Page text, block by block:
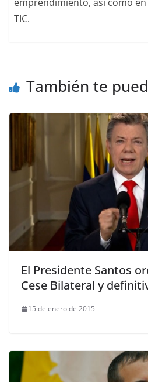
TIC.
También te
El Presidente Santos
Cese Bilateral y
15 de enero de 2015